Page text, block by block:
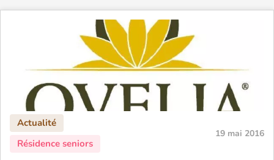
19 mai 2016